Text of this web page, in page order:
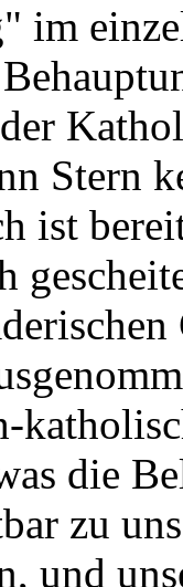
im
Stern
ist
die
zu
und